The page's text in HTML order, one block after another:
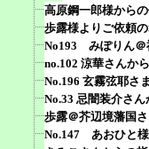
高原鋼一郎様から
歩露様よりご依頼の
No193 みぽりん＠
no.102 涼華さんか
No.196 玄霧弦耶さ
No.33 忌闇装介さ
歩露＠芥辺境藩国
No.147 あおひと